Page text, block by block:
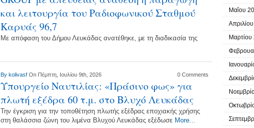
και λειτουργία του Ραδιοφωνικού Σταθμού
Καρυάς 96,7
Με απόφαση του Δήμου Λευκάδας ανατέθηκε, με τη διαδικασία της
By kolivasf On Πέμπτη, Ιουλίου 9th, 2026 0 Comments
Υπουργείο Ναυτιλίας: «Πράσινο φως» για
πλωτή εξέδρα 60 τ.μ. στο Βλυχό Λευκάδας
Την έγκριση για την τοποθέτηση πλωτής εξέδρας εποχιακής χρήσης
στη θαλάσσια ζώνη του λιμένα Βλυχού Λευκάδας εξέδωσε More...
Μαΐου
Μαρτίου